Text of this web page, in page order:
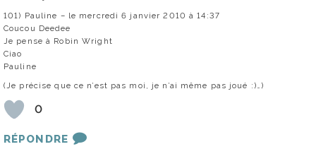
101) Pauline – le mercredi 6 janvier 2010 à 14:37
Coucou Deedee
Je pense à Robin Wright
Ciao
Pauline
(Je précise que ce n’est pas moi, je n’ai même pas joué :)…)
0
RÉPONDRE